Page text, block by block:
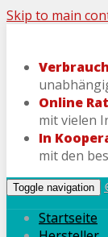
Skip to main
Online
mit vielen
In
mit den
Toggle navigation
Startseite